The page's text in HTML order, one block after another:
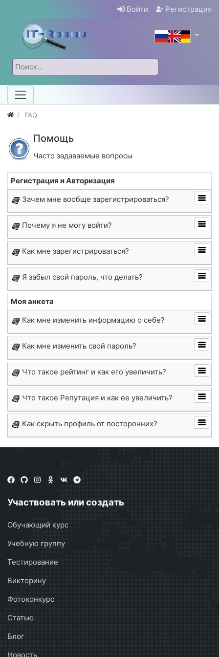
Войти Регистрация
FAQ
Помощь
Часто задаваемые вопросы
Регистрация и Авторизация
Зачем мне вообще зарегистрироваться?
Почему я не могу войти?
Как мне зарегистрироваться?
Я забыл свой пароль, что делать?
Моя анкета
Как мне изменить информацию о себе?
Как мне изменить свой пароль?
Что такое рейтинг и как его увеличить?
Что такое Репутация и как ее увеличить?
Как скрыть профиль от посторонних?
Участвовать или создать
Обучающий курс
Учебную группу
Тестирование
Викторину
Фотоконкурс
Статью
Блог
Новость